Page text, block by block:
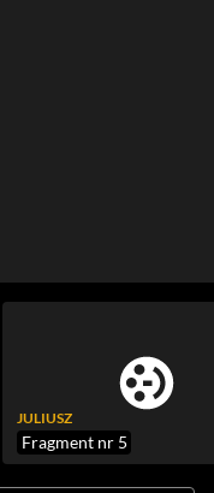
JULIUSZ
Fragment nr 5